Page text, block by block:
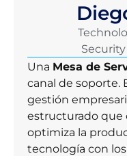
Una Mesa de
canal de soporte.
gestión
estructurado que
optimiza la
tecnología con